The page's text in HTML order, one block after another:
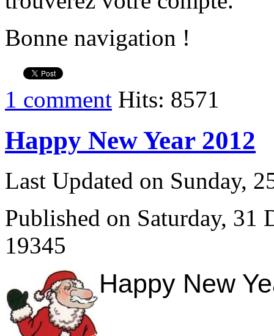
Bonne navigation !
1 comment Hits: 8571
Happy New Year 2012
Last Updated on Sunday,
Published on Saturday, 31
19345
Happy New